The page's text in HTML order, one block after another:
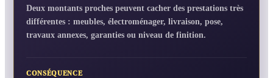
Deux montants proches peuvent cacher des prestations très
différentes : meubles, électroménager, livraison, pose,
travaux annexes, garanties ou niveau de finition.
CONSÉQUENCE